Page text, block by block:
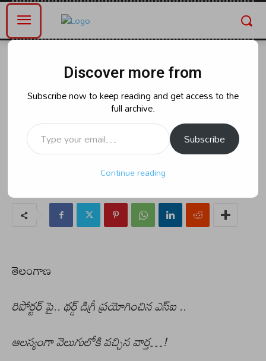
రిపోర్టర్ పై.. థర్డ్ డిగ్రీ ప్రయోగించిన
ఎస్ఐ ..
naradanews.in Tuesday, March 26, 2024 2:31 pm
తెలంగాణ
రిపోర్టర్ పై.. థర్డ్ డిగ్రీ ప్రయోగించిన ఎస్ఐ ..
ఆలస్యంగా వెలుగులోకి వచ్చిన వార్త…!
Discover more from
Subscribe now to keep reading and get access to the
full archive.
Type your email…
Subscribe
Continue reading